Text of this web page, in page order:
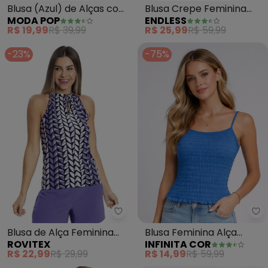
Blusa (Azul) de Alças com
Amarração
MODA POP
R$ 19,99R$ 39,99
Blusa Crepe Feminina
(Azul)
ENDLESS
R$ 25,99R$ 59,99
-23%
Rovitex - Blusa de Alça
Blusa de Alça Feminina
Estampada (Azul)
ROVITEX
R$ 22,99R$ 29,99
-75%
Blusa Feminina Alça
Recorte nas Costas
(Azul)
INFINITA COR
R$ 14,99R$ 59,99